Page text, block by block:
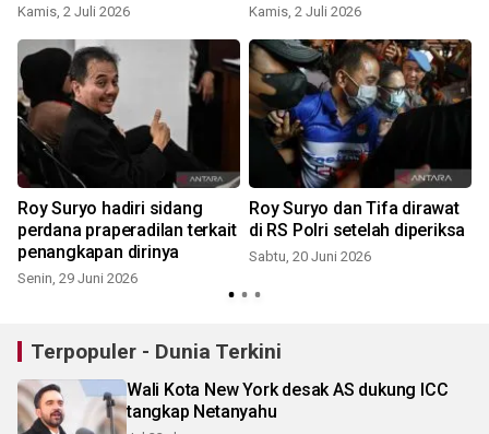
Kamis, 2 Juli 2026 Kamis, 2 Juli 2026
Roy Suryo hadiri sidang
perdana praperadilan terkait
penangkapan dirinya
Senin, 29 Juni 2026
Roy Suryo dan Tifa dirawat
di RS Polri setelah diperiksa
Sabtu, 20 Juni 2026
Terpopuler - Dunia Terkini
Wali Kota New York desak AS dukung ICC
tangkap Netanyahu